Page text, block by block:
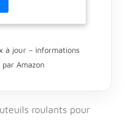
chien qui
roulant pour
réglable en
et en
au long de sa
à jour – informations
Amazon
roulants pour